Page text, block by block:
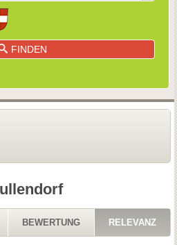
FINDEN
BEWERTUNG RELEVANZ